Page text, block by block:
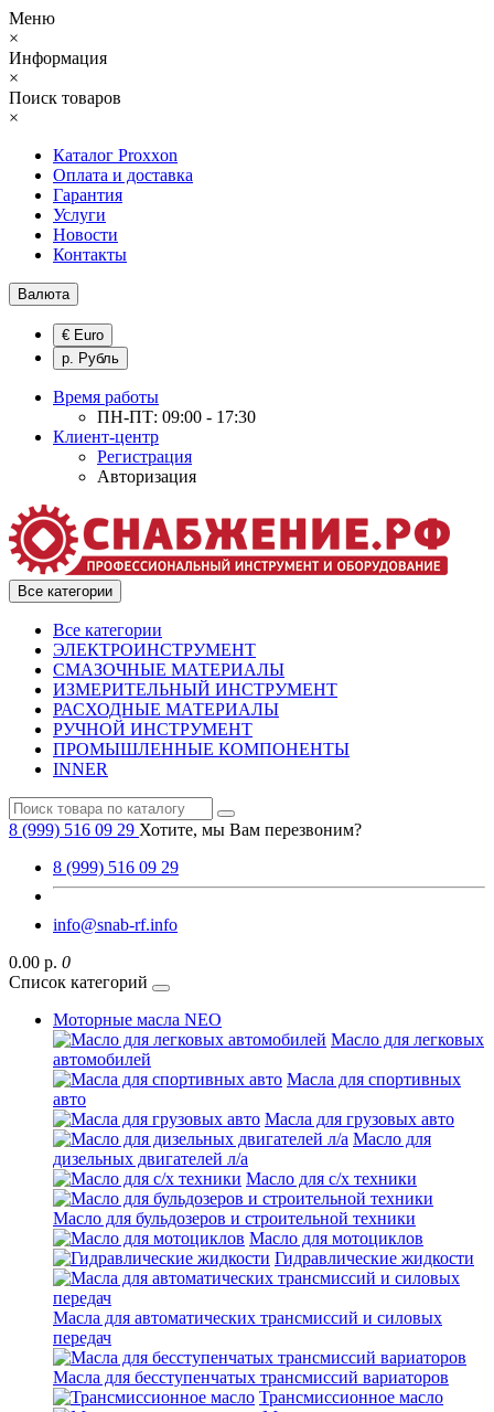
Меню
×
Информация
×
Поиск товаров
×
Каталог Proxxon
Оплата и доставка
Гарантия
Услуги
Новости
Контакты
Валюта
€ Euro
р. Рубль
Время работы
ПН-ПТ: 09:00 - 17:30
Клиент-центр
Регистрация
Авторизация
Все категории
Все категории
ЭЛЕКТРОИНСТРУМЕНТ
СМАЗОЧНЫЕ МАТЕРИАЛЫ
ИЗМЕРИТЕЛЬНЫЙ ИНСТРУМЕНТ
РАСХОДНЫЕ МАТЕРИАЛЫ
РУЧНОЙ ИНСТРУМЕНТ
ПРОМЫШЛЕННЫЕ КОМПОНЕНТЫ
INNER
8 (999) 516 09 29 Хотите, мы Вам перезвоним?
8 (999) 516 09 29
info@snab-rf.info
0.00 р. 0
Список категорий
Моторные масла NEO
Масло для легковых
автомобилей
Масла для спортивных
авто
Масла для грузовых авто
Масло для
дизельных двигателей л/а
Масло для с/х техники
Масло для бульдозеров и строительной техники
Масло для мотоциклов
Гидравлические жидкости
Масла для автоматических трансмиссий и силовых
передач
Масла для бесступенчатых трансмиссий вариаторов
Трансмиссионное масло